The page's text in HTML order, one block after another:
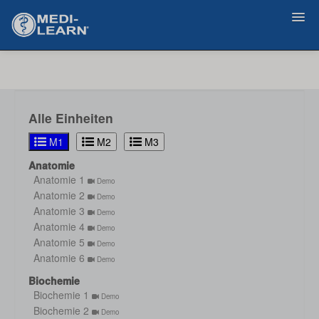
Alle Einheiten
M1 M2
M3
Anatomie
Anatomie 1
Demo
Anatomie 2 Demo
Anatomie 3 Demo
Anatomie 4 Demo
Anatomie 5 Demo
Anatomie 6 Demo
Biochemie
Biochemie 1
Demo
Biochemie 2 Demo